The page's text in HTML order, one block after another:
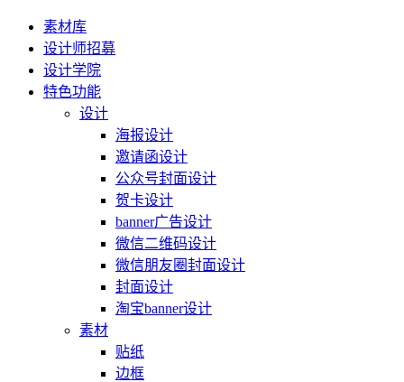
素材库
设计师招募
设计学院
特色功能
设计
海报设计
邀请函设计
公众号封面设计
贺卡设计
banner广告设计
微信二维码设计
微信朋友圈封面设计
封面设计
淘宝banner设计
素材
贴纸
边框